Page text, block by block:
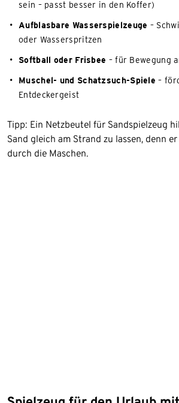
sein – passt besser in den Koffer)
Aufblasbare Wasserspielzeuge –
oder Wasserspritzen
Softball oder Frisbee – für Bewegung
Muschel- und Schatzsuch-Spiele –
Entdeckergeist
Tipp: Ein Netzbeutel für Sandspielzeug
Sand gleich am Strand zu lassen, denn
durch die Maschen.